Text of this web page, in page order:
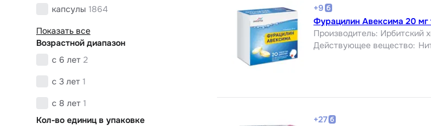
капсулы 1864
Показать все
Возрастной диапазон
с 6 лет 2
с 3 лет 1
с 8 лет 1
Кол-во единиц в упаковке
+9
Фурацилин Авексима 20 мг
Производитель: Ирбитский
Действующее вещество:
+27